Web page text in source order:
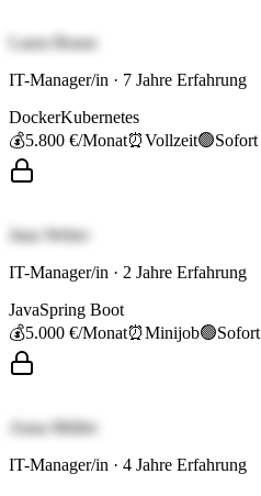
Laura Braun
IT-Manager/in · 7 Jahre Erfahrung
DockerKubernetes
💰5.800 €/Monat⏰Vollzeit🟢Sofort
Jana Weber
IT-Manager/in · 2 Jahre Erfahrung
JavaSpring Boot
💰5.000 €/Monat⏰Minijob🟢Sofort
Anna Müller
IT-Manager/in · 4 Jahre Erfahrung